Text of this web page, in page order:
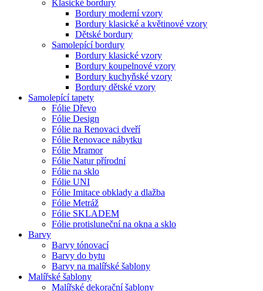
Klasické bordury
Bordury moderní vzory
Bordury klasické a květinové vzory
Dětské bordury
Samolepící bordury
Bordury klasické vzory
Bordury koupelnové vzory
Bordury kuchyňské vzory
Bordury dětské vzory
Samolepící tapety
Fólie Dřevo
Fólie Design
Fólie na Renovaci dveří
Fólie Renovace nábytku
Fólie Mramor
Fólie Natur přírodní
Fólie na sklo
Fólie UNI
Fólie Imitace obklady a dlažba
Fólie Metráž
Fólie SKLADEM
Fólie protisluneční na okna a sklo
Barvy
Barvy tónovací
Barvy do bytu
Barvy na malířské šablony
Malířské šablony
Malířské dekorační šablony